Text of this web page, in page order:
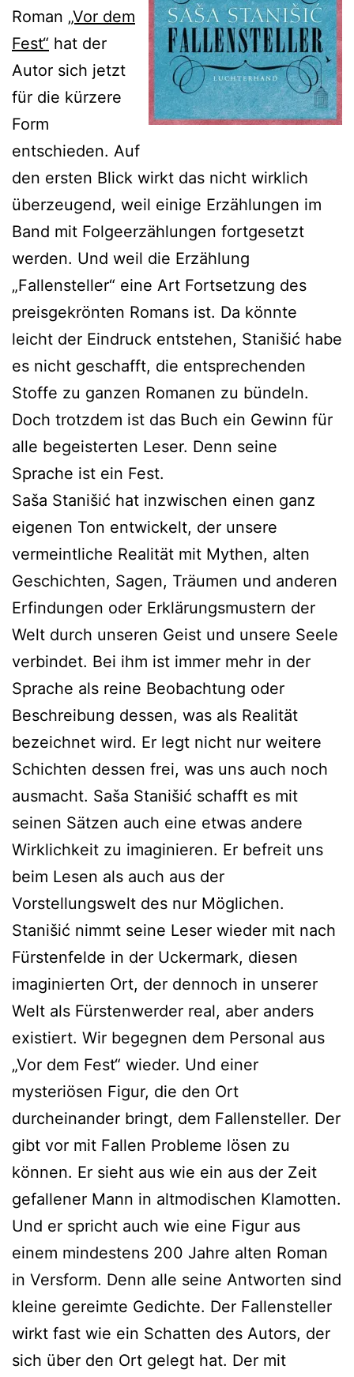
Roman „Vor dem
Fest“ hat der
Autor sich jetzt
für die kürzere
Form
entschieden. Auf
den ersten Blick wirkt das nicht wirklich
überzeugend, weil einige Erzählungen im
Band mit Folgeerzählungen fortgesetzt
werden. Und weil die Erzählung
„Fallensteller“ eine Art Fortsetzung des
preisgekrönten Romans ist. Da könnte
leicht der Eindruck entstehen, Stanišić habe
es nicht geschafft, die entsprechenden
Stoffe zu ganzen Romanen zu bündeln.
Doch trotzdem ist das Buch ein Gewinn für
alle begeisterten Leser. Denn seine
Sprache ist ein Fest.
Saša Stanišić hat inzwischen einen ganz
eigenen Ton entwickelt, der unsere
vermeintliche Realität mit Mythen, alten
Geschichten, Sagen, Träumen und anderen
Erfindungen oder Erklärungsmustern der
Welt durch unseren Geist und unsere Seele
verbindet. Bei ihm ist immer mehr in der
Sprache als reine Beobachtung oder
Beschreibung dessen, was als Realität
bezeichnet wird. Er legt nicht nur weitere
Schichten dessen frei, was uns auch noch
ausmacht. Saša Stanišić schafft es mit
seinen Sätzen auch eine etwas andere
Wirklichkeit zu imaginieren. Er befreit uns
beim Lesen als auch aus der
Vorstellungswelt des nur Möglichen.
Stanišić nimmt seine Leser wieder mit nach
Fürstenfelde in der Uckermark, diesen
imaginierten Ort, der dennoch in unserer
Welt als Fürstenwerder real, aber anders
existiert. Wir begegnen dem Personal aus
„Vor dem Fest“ wieder. Und einer
mysteriösen Figur, die den Ort
durcheinander bringt, dem Fallensteller. Der
gibt vor mit Fallen Probleme lösen zu
können. Er sieht aus wie ein aus der Zeit
gefallener Mann in altmodischen Klamotten.
Und er spricht auch wie eine Figur aus
einem mindestens 200 Jahre alten Roman
in Versform. Denn alle seine Antworten sind
kleine gereimte Gedichte. Der Fallensteller
wirkt fast wie ein Schatten des Autors, der
sich über den Ort gelegt hat. Der mit